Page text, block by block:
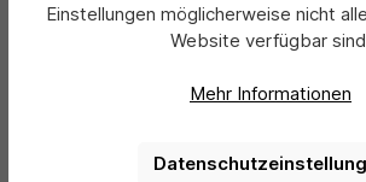
Einstellungen möglicherweise nicht
Website verfügbar
Mehr Informationen